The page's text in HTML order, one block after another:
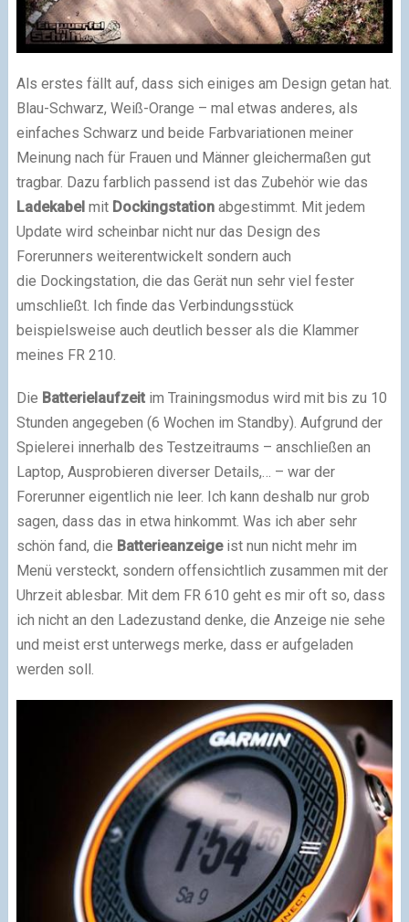
Als erstes fällt auf, dass sich einiges am Design getan hat.
Blau-Schwarz, Weiß-Orange – mal etwas anderes, als
einfaches Schwarz und beide Farbvariationen meiner
Meinung nach für Frauen und Männer gleichermaßen gut
tragbar. Dazu farblich passend ist das Zubehör wie das
Ladekabel mitDockingstationabgestimmt. Mit jedem
Update wird scheinbar nicht nur das Design des
Forerunners weiterentwickelt sondern auch
die Dockingstation, die das Gerät nun sehr viel fester
umschließt. Ich finde das Verbindungsstück
beispielsweise auch deutlich besser als die Klammer
meines FR 210.
Die Batterielaufzeitim Trainingsmodus wird mit bis zu 10
Stunden angegeben (6 Wochen im Standby). Aufgrund der
Spielerei innerhalb des Testzeitraums – anschließen an
Laptop, Ausprobieren diverser Details,… – war der
Forerunner eigentlich nie leer. Ich kann deshalb nur grob
sagen, dass das in etwa hinkommt. Was ich aber sehr
schön fand, die Batterieanzeigeist nun nicht mehr im
Menü versteckt, sondern offensichtlich zusammen mit der
Uhrzeit ablesbar. Mit dem FR 610 geht es mir oft so, dass
ich nicht an den Ladezustand denke, die Anzeige nie sehe
und meist erst unterwegs merke, dass er aufgeladen
werden soll.